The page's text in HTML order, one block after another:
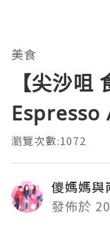
美食
【尖沙咀
Espresso
瀏覽次數:1072
儍媽媽與
發佈於